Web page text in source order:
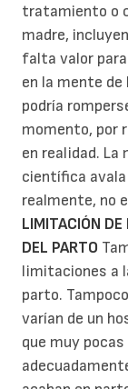
tratamiento o
madre,
falta valor
en la mente de
podría
momento, por
en realidad. La
científica
realmente, no
LIMITACIÓN DE
DEL PARTO
limitaciones a
parto.
varían de un
que muy